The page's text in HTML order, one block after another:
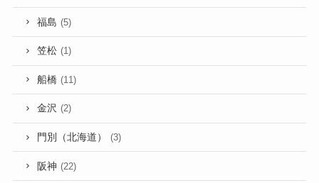
福島 (5)
笠松 (1)
船橋 (11)
金沢 (2)
門別（北海道） (3)
阪神 (22)